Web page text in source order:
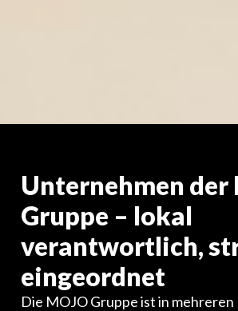
Unternehmen der
Gruppe – lokal
verantwortlich,
eingeordnet
Die MOJO Gruppe ist in mehreren